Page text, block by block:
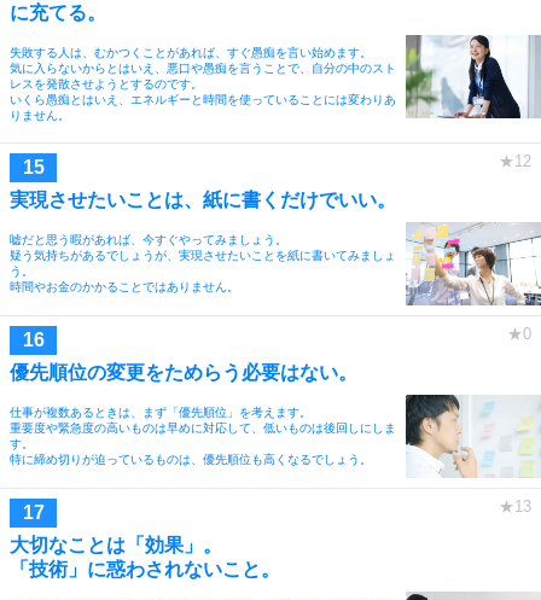
に充てる。
失敗する人は、むかつくことがあれば、すぐ愚痴を言い始めます。
気に入らないからとはいえ、悪口や愚痴を言うことで、自分の中のスト
レスを発散させようとするのです。
いくら愚痴とはいえ、エネルギーと時間を使っていることには変わりあ
りません。
実現させたいことは、紙に書くだけでいい。
嘘だと思う暇があれば、今すぐやってみましょう。
疑う気持ちがあるでしょうが、実現させたいことを紙に書いてみましょ
う。
時間やお金のかかることではありません。
優先順位の変更をためらう必要はない。
仕事が複数あるときは、まず「優先順位」を考えます。
重要度や緊急度の高いものは早めに対応して、低いものは後回しにしま
す。
特に締め切りが迫っているものは、優先順位も高くなるでしょう。
大切なことは「効果」。
「技術」に惑わされないこと。